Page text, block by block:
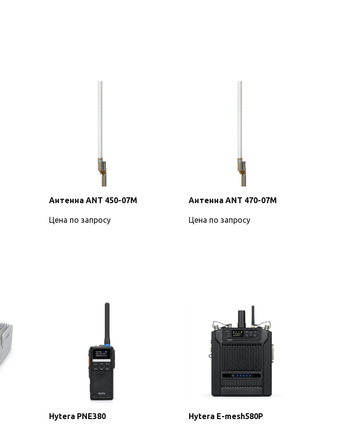
Антенна ANT 450-07M
Цена по запросу
Антенна ANT 470-07M
Цена по запросу
Hytera PNE380
Hytera E-mesh580P